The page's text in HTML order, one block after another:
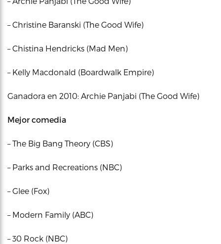
– Christine Baranski (The Good Wife)
– Chistina Hendricks (Mad Men)
– Kelly Macdonald (Boardwalk Empire)
Ganadora en 2010: Archie Panjabi (The Good Wife)
Mejor comedia
– The Big Bang Theory (CBS)
– Parks and Recreations (NBC)
– Glee (Fox)
– Modern Family (ABC)
– 30 Rock (NBC)